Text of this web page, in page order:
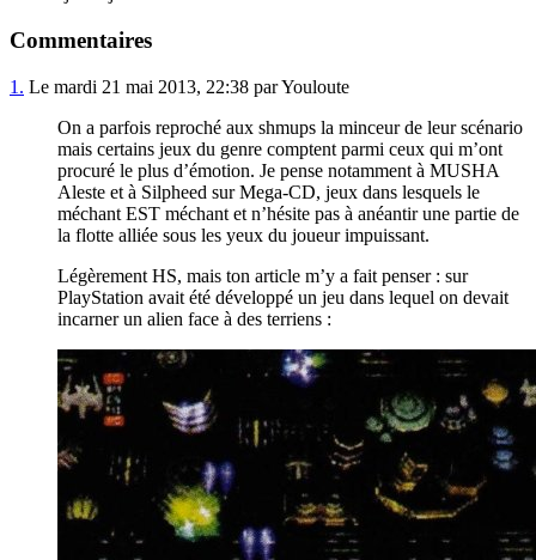
Commentaires
1. Le mardi 21 mai 2013, 22:38 par Youloute
On a parfois reproché aux shmups la minceur de leur scénario
mais certains jeux du genre comptent parmi ceux qui m’ont
procuré le plus d’émotion. Je pense notamment à MUSHA
Aleste et à Silpheed sur Mega-CD, jeux dans lesquels le
méchant EST méchant et n’hésite pas à anéantir une partie de
la flotte alliée sous les yeux du joueur impuissant.
Légèrement HS, mais ton article m’y a fait penser : sur
PlayStation avait été développé un jeu dans lequel on devait
incarner un alien face à des terriens :